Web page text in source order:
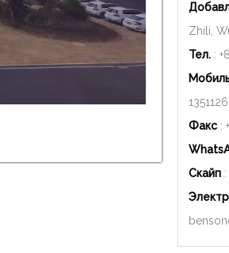
Zhili,
Тел. :
Факс :
Скайп